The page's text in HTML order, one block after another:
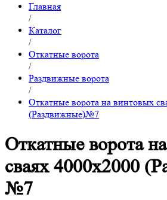
Главная
/
Каталог
/
Откатные ворота
/
Раздвижные ворота
/
Откатные ворота на винтовых
(Раздвижные)№7
Откатные ворота
сваях 4000x2000
№7